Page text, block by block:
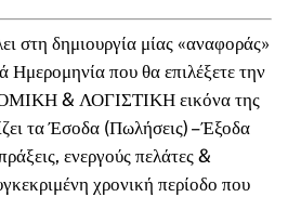
στη δημιουργία μίας «αναφοράς»
Ημερομηνία που θα επιλέξετε την
& ΛΟΓΙΣΤΙΚΗ εικόνα της
τα Έσοδα (Πωλήσεις) – Έξοδα
ενεργούς πελάτες &
χρονική περίοδο που